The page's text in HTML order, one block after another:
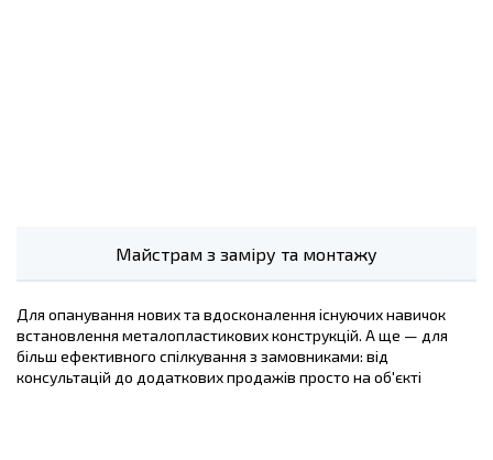
Майстрам з заміру та монтажу
Для опанування нових та вдосконалення існуючих навичок
встановлення металопластикових конструкцій. А ще — для
більш ефективного спілкування з замовниками: від
консультацій до додаткових продажів просто на об'єкті